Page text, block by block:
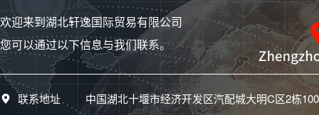
变速箱： 2018款东风小
康K01 1.0L 2.3m瓦楞货箱AF
10 国V 数据纠错
挡位个数： 5
变速箱类型： MT
变速箱名称： 手动变速
箱
欢迎来到湖北轩逸国际贸易有限公司
您可以通过以下信息与我们联系。
联系地址
中国湖北十堰市经济开发区汽配城大明C区2栋